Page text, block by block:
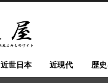
近世日本 近現代 歴